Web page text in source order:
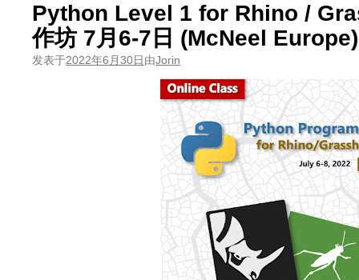
Python Level 1 for Rhino /
作坊 7月6-7日 (McNeel Europe)
发表于2022年6月30日由Jorin